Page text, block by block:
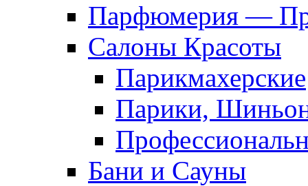
Парфюмерия —
Салоны Красоты
Парикмахерские
Парики,
Бани и Сауны